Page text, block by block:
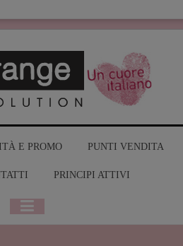
E PROMO PUNTI VENDITA
PRINCIPI ATTIVI